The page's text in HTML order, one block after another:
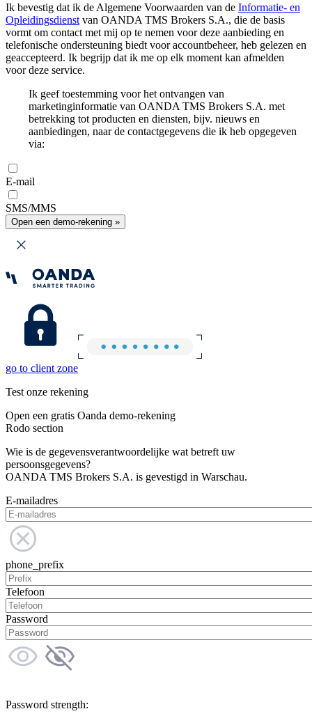
Ik bevestig dat ik de Algemene Voorwaarden van de Informatie- en
Opleidingsdienst van OANDA TMS Brokers S.A., die de basis
vormt om contact met mij op te nemen voor deze aanbieding en
telefonische ondersteuning biedt voor accountbeheer, heb gelezen en
geaccepteerd. Ik begrijp dat ik me op elk moment kan afmelden
voor deze service.
Ik geef toestemming voor het ontvangen van
marketinginformatie van OANDA TMS Brokers S.A. met
betrekking tot producten en diensten, bijv. nieuws en
aanbiedingen, naar de contactgegevens die ik heb opgegeven
via:
E-mail
SMS/MMS
Open een demo-rekening »
go to client zone
Test onze rekening
Open een gratis Oanda demo-rekening
Rodo section
Wie is de gegevensverantwoordelijke wat betreft uw
persoonsgegevens?
OANDA TMS Brokers S.A. is gevestigd in Warschau.
E-mailadres
phone_prefix
Telefoon
Password
Password strength: